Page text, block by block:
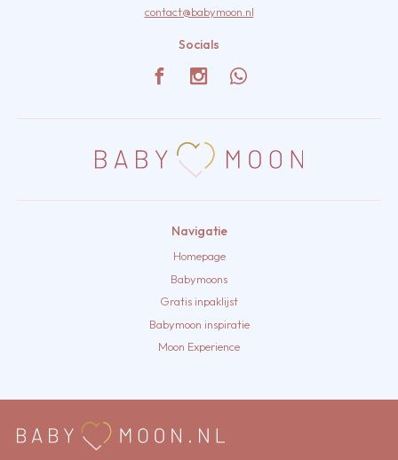
contact@babymoon.nl
Socials
Navigatie
Homepage
Babymoons
Gratis inpaklijst
Babymoon inspiratie
Moon Experience